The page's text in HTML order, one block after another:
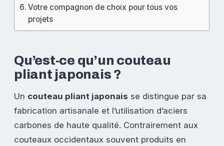
Votre compagnon de choix pour tous vos
projets
Qu’est-ce qu’un couteau
pliant japonais ?
Un couteau pliant japonais se distingue par sa
fabrication artisanale et l’utilisation d’aciers
carbones de haute qualité. Contrairement aux
couteaux occidentaux souvent produits en